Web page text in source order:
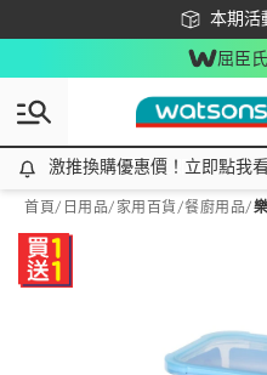
本期活
下載
屈臣
激推換購優惠價！立即點我看
激推換購優惠價！立即點我
首頁/ 日用品/ 家用百貨/餐廚用品/